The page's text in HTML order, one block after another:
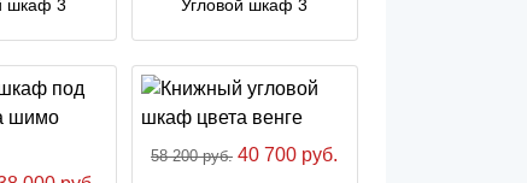
шкаф 3 Угловой шкаф 3
58 200 руб. 40 700 руб.